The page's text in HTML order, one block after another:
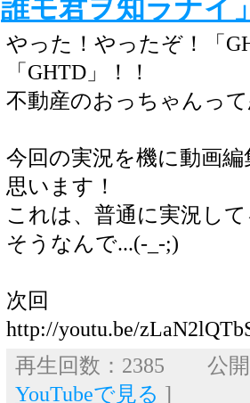
誰モ君ヲ知ラナイ
やった！やったぞ！「
「GHTD」！！
不動産のおっちゃんっ
今回の実況を機に動画
思います！
これは、普通に実況し
そうなんで...(-_-;)
次回
http://youtu.be/
再生回数：2385 公
YouTubeで見る ]